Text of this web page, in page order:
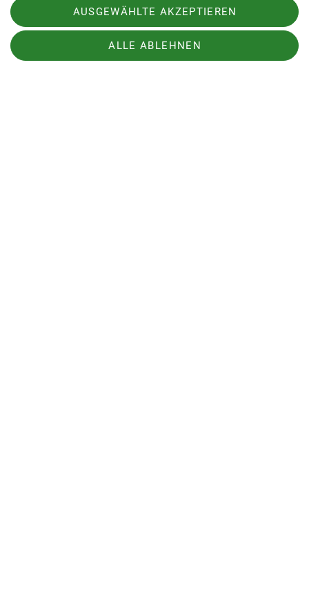
ständige Üben mit der Ausrüstung, um das
Gelernte zu festigen.
Nach Beendigung des Praxisteils und
AUSGEWÄHLTE AKZEPTIEREN
ALLE ABLEHNEN